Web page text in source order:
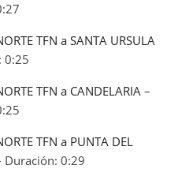
TFN a SANTA URSULA
0:25
TFN a CANDELARIA –
TFN a PUNTA DEL
Duración: 0:29